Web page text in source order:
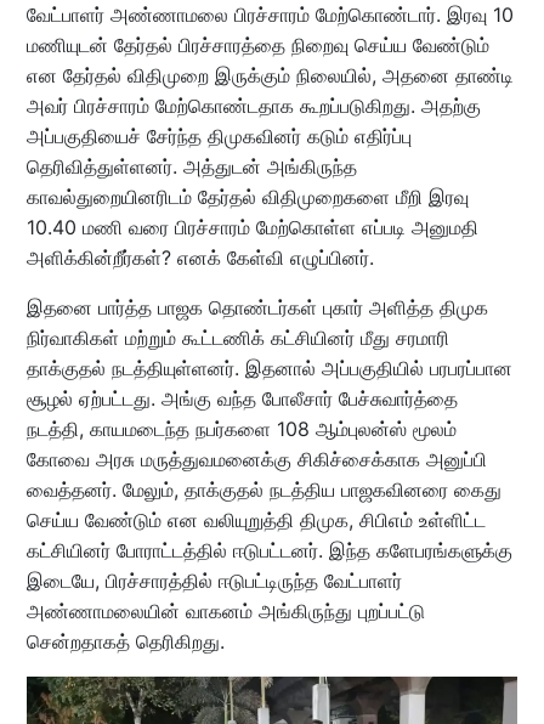
வேட்பாளர் அண்ணாமலை பிரச்சாரம் மேற்கொண்டார். இரவு 10
மணியுடன் தேர்தல் பிரச்சாரத்தை நிறைவு செய்ய வேண்டும்
என தேர்தல் விதிமுறை இருக்கும் நிலையில், அதனை தாண்டி
அவர் பிரச்சாரம் மேற்கொண்டதாக கூறப்படுகிறது. அதற்கு
அப்பகுதியைச் சேர்ந்த திமுகவினர் கடும் எதிர்ப்பு
தெரிவித்துள்ளனர். அத்துடன் அங்கிருந்த
காவல்துறையினரிடம் தேர்தல் விதிமுறைகளை மீறி இரவு
10.40 மணி வரை பிரச்சாரம் மேற்கொள்ள எப்படி அனுமதி
அளிக்கின்றீர்கள்? எனக் கேள்வி எழுப்பினர்.
இதனை பார்த்த பாஜக தொண்டர்கள் புகார் அளித்த திமுக
நிர்வாகிகள் மற்றும் கூட்டணிக் கட்சியினர் மீது சரமாரி
தாக்குதல் நடத்தியுள்ளனர். இதனால் அப்பகுதியில் பரபரப்பான
சூழல் ஏற்பட்டது. அங்கு வந்த போலீசார் பேச்சுவார்த்தை
நடத்தி, காயமடைந்த நபர்களை 108 ஆம்புலன்ஸ் மூலம்
கோவை அரசு மருத்துவமனைக்கு சிகிச்சைக்காக அனுப்பி
வைத்தனர். மேலும், தாக்குதல் நடத்திய பாஜகவினரை கைது
செய்ய வேண்டும் என வலியுறுத்தி திமுக, சிபிஎம் உள்ளிட்ட
கட்சியினர் போராட்டத்தில் ஈடுபட்டனர். இந்த களேபரங்களுக்கு
இடையே, பிரச்சாரத்தில் ஈடுபட்டிருந்த வேட்பாளர்
அண்ணாமலையின் வாகனம் அங்கிருந்து புறப்பட்டு
சென்றதாகத் தெரிகிறது.